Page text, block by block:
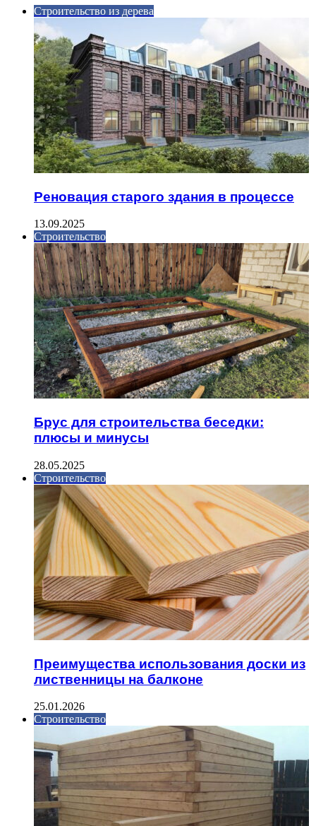
Строительство из дерева
Реновация старого здания в процессе
13.09.2025
Строительство
Брус для строительства беседки:
плюсы и минусы
28.05.2025
Строительство
Преимущества использования доски из
лиственницы на балконе
25.01.2026
Строительство